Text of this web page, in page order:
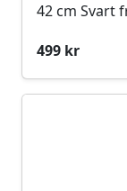
42 cm Svart
499 kr